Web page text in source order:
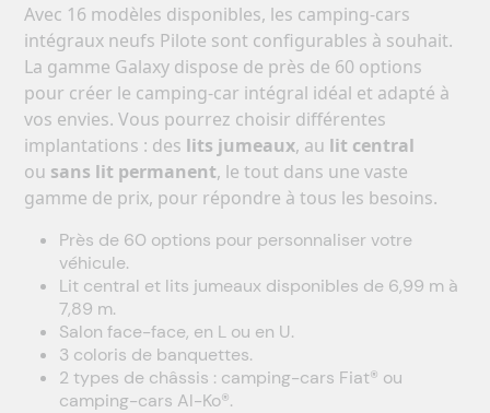
Avec 16 modèles disponibles, les camping-cars
intégraux neufs Pilote sont configurables à souhait.
La gamme Galaxy dispose de près de 60 options
pour créer le camping-car intégral idéal et adapté à
vos envies. Vous pourrez choisir différentes
implantations : des lits jumeaux, au lit central
ou sans lit permanent, le tout dans une vaste
gamme de prix, pour répondre à tous les besoins.
Près de 60 options pour personnaliser votre
véhicule.
Lit central et lits jumeaux disponibles de 6,99 m à
7,89 m.
Salon face-face, en L ou en U.
3 coloris de banquettes.
2 types de châssis : camping-cars Fiat® ou
camping-cars Al-Ko®.